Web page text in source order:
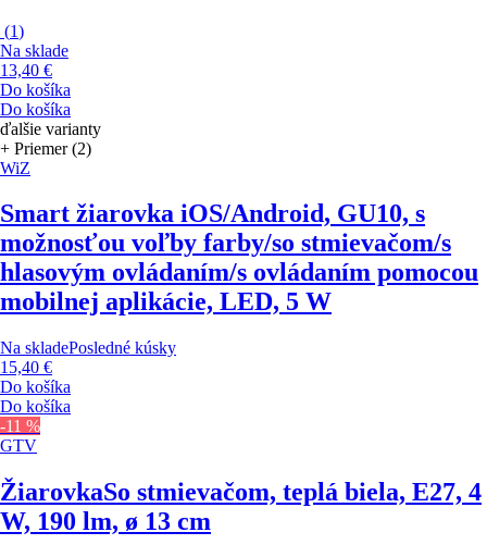
(1)
Na sklade
13,40 €
Do košíka
Do košíka
ďalšie varianty
+ Priemer (2)
WiZ
Smart žiarovka iOS/Android, GU10, s
možnosťou voľby farby/so stmievačom/s
hlasovým ovládaním/s ovládaním pomocou
mobilnej aplikácie, LED, 5 W
Na skladePosledné kúsky
15,40 €
Do košíka
Do košíka
-11 %
GTV
ŽiarovkaSo stmievačom, teplá biela, E27, 4
W, 190 lm, ø 13 cm